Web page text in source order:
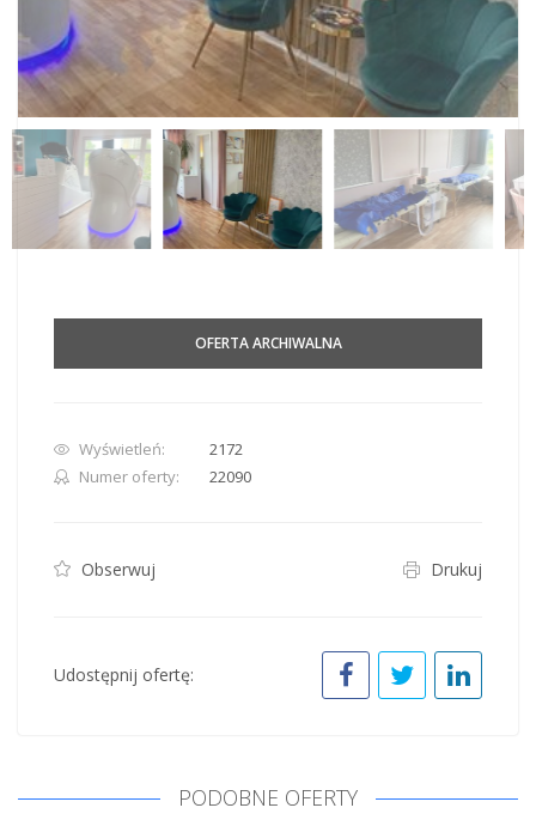
OFERTA ARCHIWALNA
Wyświetleń:
2172
Numer oferty:
22090
Obserwuj Drukuj
Udostępnij ofertę:
PODOBNE OFERTY